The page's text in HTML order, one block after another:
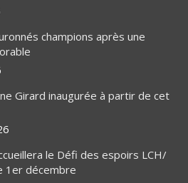
champions après une
Girard inaugurée à partir de cet
le Défi des espoirs LCH/
1er décembre